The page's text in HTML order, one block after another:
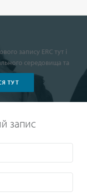
запису ERC тут і
середовища та
ТУТ
запис